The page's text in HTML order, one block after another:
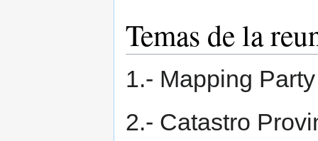
Temas de la
1.- Mapping
2.- Catastro